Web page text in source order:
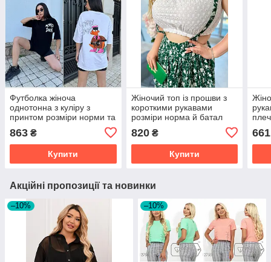
Футболка жіноча
однотонна з куліру з
принтом розміри норми та
863 ₴
Купити
Жіночий топ із прошви з
короткими рукавами
розміри норма й батал
820₴
Купити
661
Акційні пропозиції та новинки
–10% –10%